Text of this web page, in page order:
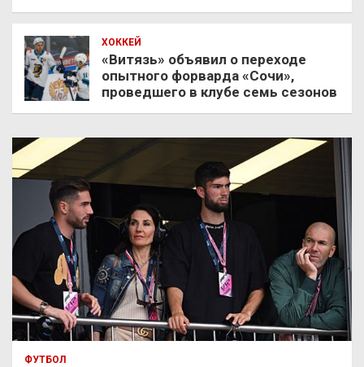
ХОККЕЙ
«Витязь» объявил о переходе
опытного форварда «Сочи»,
проведшего в клубе семь сезонов
ФУТБОЛ